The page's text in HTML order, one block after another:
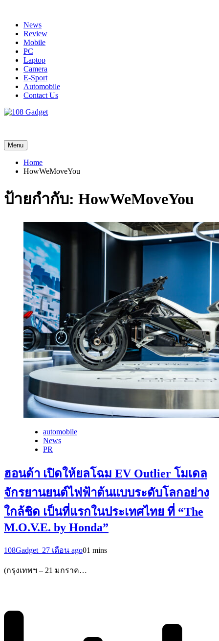
contentNews
Review
Mobile
PC
Laptop
Camera
E-Sport
Automobile
Contact Us
Menu
Home
HowWeMoveYou
ป้ายกำกับ: HowWeMoveYou
automobile
News
PR
ฮอนด้า เปิดให้ยลโฉม EV Outlier โมเดล
จักรยานยนต์ไฟฟ้าต้นแบบระดับโลกอย่าง
ใกล้ชิด เป็นที่แรกในประเทศไทย ที่ “The
M.O.V.E. by Honda”
108Gadget_27 เดือน ago01 mins
(กรุงเทพฯ – 21 มกราค…